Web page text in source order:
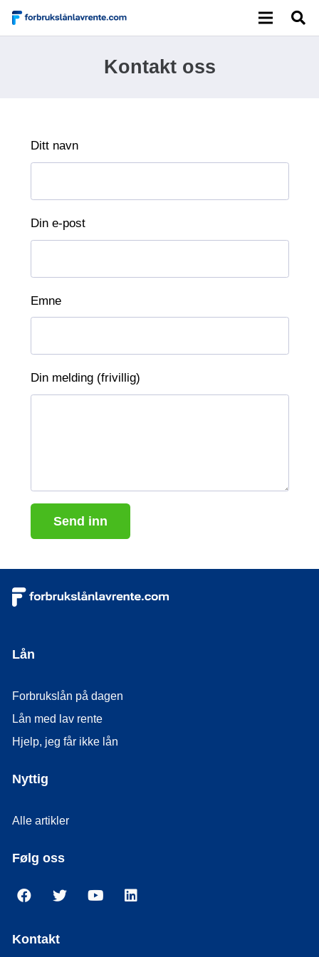
Kontakt oss
Ditt navn
Din e-post
Emne
Din melding (frivillig)
Lån
Forbrukslån på dagen
Lån med lav rente
Hjelp, jeg får ikke lån
Nyttig
Alle artikler
Følg oss
Kontakt